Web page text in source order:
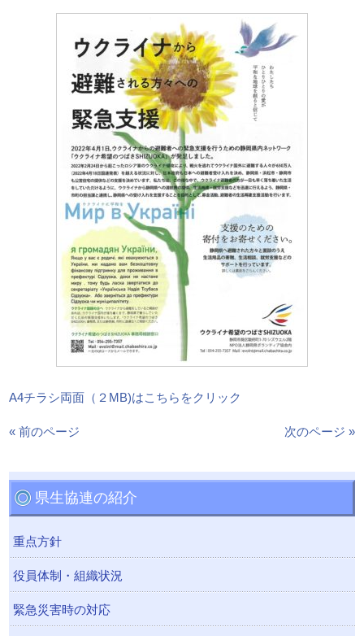
A4チラシ両面（２MB)はこちらをクリック
« 前のページ 次のページ »
県生協連の紹介
重点方針
役員体制・組織状況
緊急災害時の対応